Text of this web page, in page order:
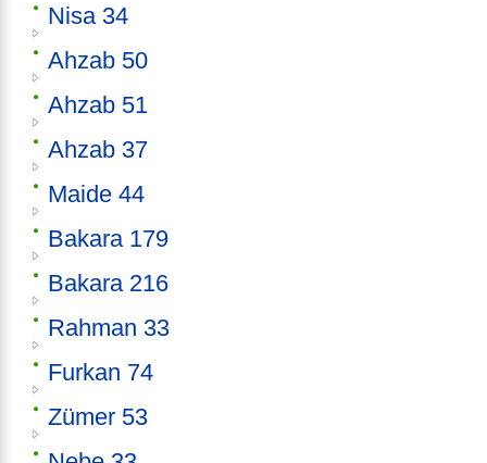
Nisa 34
Ahzab 50
Ahzab 51
Ahzab 37
Maide 44
Bakara 179
Bakara 216
Rahman 33
Furkan 74
Zümer 53